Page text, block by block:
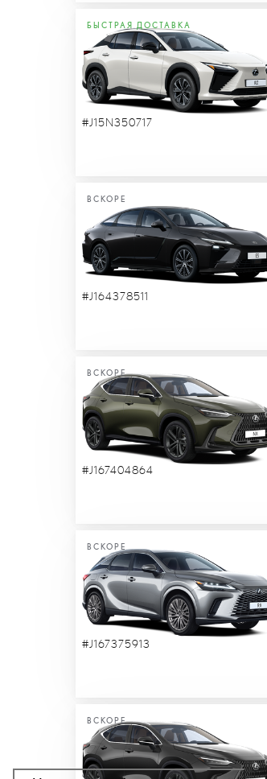
БЫСТРАЯ ДОСТАВКА
#J15N350717
ВСКОРЕ
#J164378511
ВСКОРЕ
#J167404864
ВСКОРЕ
#J167375913
ВСКОРЕ